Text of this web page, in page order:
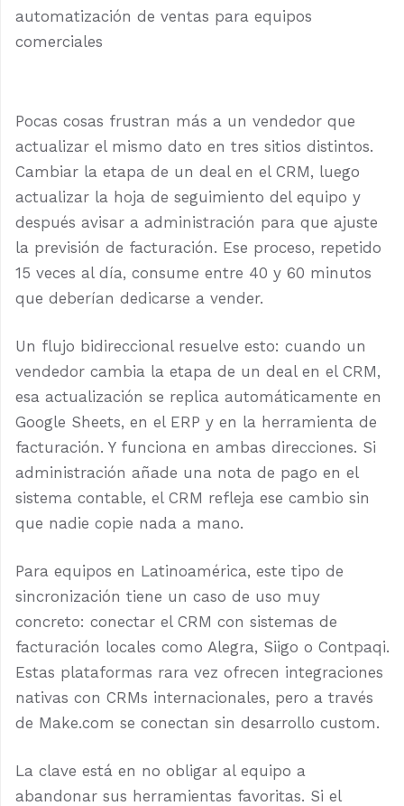
Pocas cosas frustran más a un vendedor que
actualizar el mismo dato en tres sitios distintos.
Cambiar la etapa de un deal en el CRM, luego
actualizar la hoja de seguimiento del equipo y
después avisar a administración para que ajuste
la previsión de facturación. Ese proceso, repetido
15 veces al día, consume entre 40 y 60 minutos
que deberían dedicarse a vender.
Un flujo bidireccional resuelve esto: cuando un
vendedor cambia la etapa de un deal en el CRM,
esa actualización se replica automáticamente en
Google Sheets, en el ERP y en la herramienta de
facturación. Y funciona en ambas direcciones. Si
administración añade una nota de pago en el
sistema contable, el CRM refleja ese cambio sin
que nadie copie nada a mano.
Para equipos en Latinoamérica, este tipo de
sincronización tiene un caso de uso muy
concreto: conectar el CRM con sistemas de
facturación locales como Alegra, Siigo o Contpaqi.
Estas plataformas rara vez ofrecen integraciones
nativas con CRMs internacionales, pero a través
de Make.com se conectan sin desarrollo custom.
La clave está en no obligar al equipo a
abandonar sus herramientas favoritas. Si el